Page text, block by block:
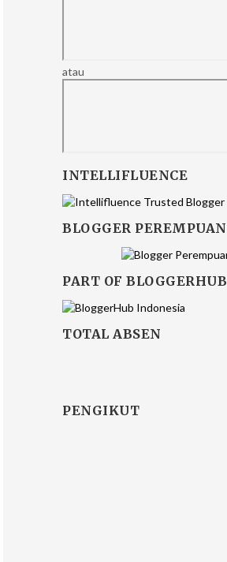
atau
INTELLIFLUENCE
BLOGGER PEREMPUAN
PART OF BLOGGERHUB
TOTAL ABSEN
PENGIKUT